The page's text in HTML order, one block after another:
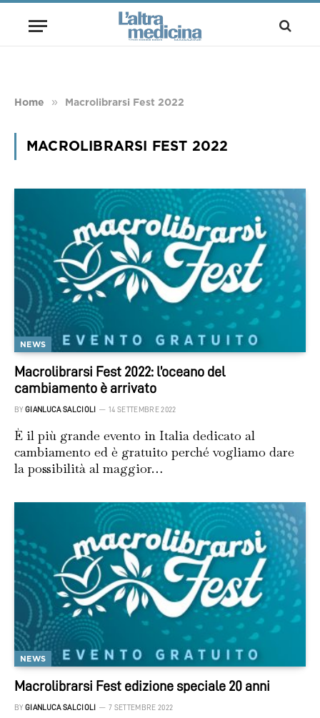
Home » Macrolibrarsi Fest 2022
MACROLIBRARSI FEST 2022
NEWS
Macrolibrarsi Fest 2022: l’oceano del
cambiamento è arrivato
BY GIANLUCA SALCIOLI 14 SETTEMBRE 2022
È il più grande evento in Italia dedicato al
cambiamento ed è gratuito perché vogliamo dare
la possibilità al maggior…
NEWS
Macrolibrarsi Fest edizione speciale 20 anni
BY GIANLUCA SALCIOLI 7 SETTEMBRE 2022